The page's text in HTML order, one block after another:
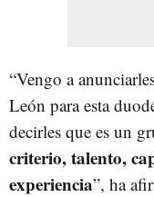
“Vengo a
León para esta
decirles que es un
criterio, talento,
experiencia”, ha